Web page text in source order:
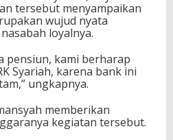
tersebut menyampaikan
wujud nyata
loyalnya.
pensiun, kami berharap
Syariah, karena bank ini
ungkapnya.
memberikan
kegiatan tersebut.